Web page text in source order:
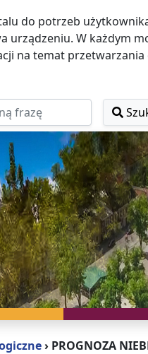
do potrzeb
urządzeniu. W każdym
na temat przetwarzania
do Menu
do Nagłówka
do Treści
do Stopki
› PROGNOZA